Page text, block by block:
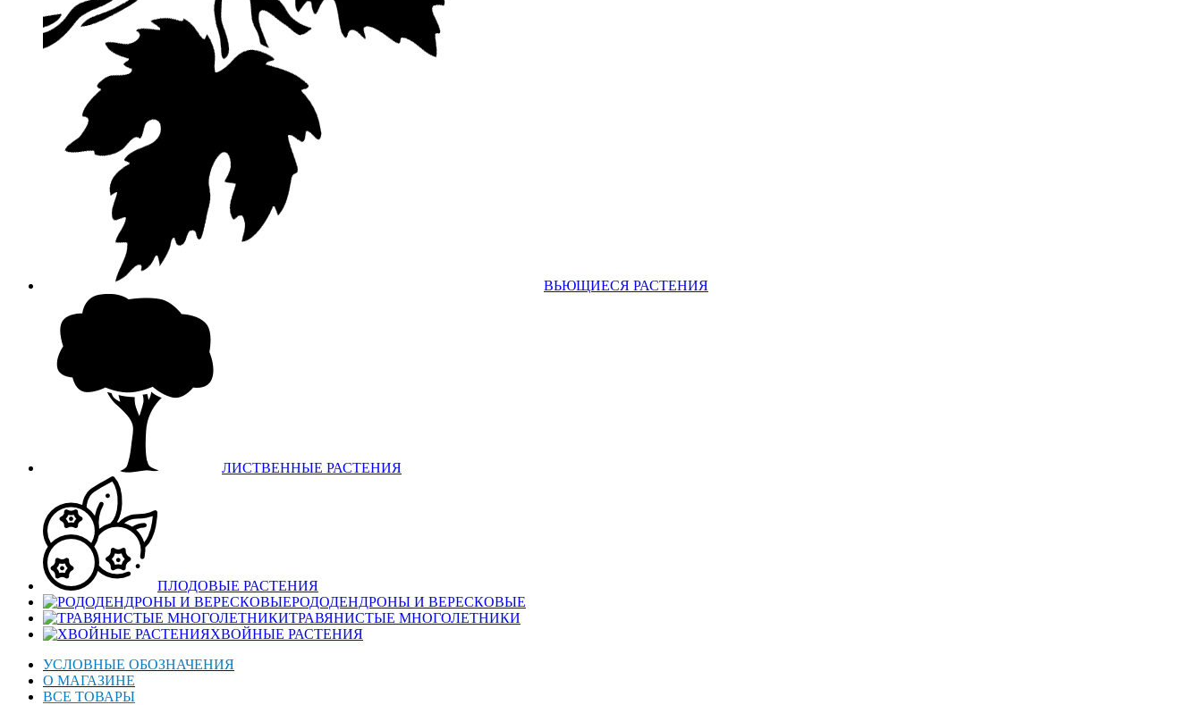
ВЬЮЩИЕСЯ РАСТЕНИЯ
ЛИСТВЕННЫЕ РАСТЕНИЯ
ПЛОДОВЫЕ РАСТЕНИЯ
РОДОДЕНДРОНЫ И ВЕРЕСКОВЫЕ
ТРАВЯНИСТЫЕ МНОГОЛЕТНИКИ
ХВОЙНЫЕ РАСТЕНИЯ
УСЛОВНЫЕ ОБОЗНАЧЕНИЯ
О МАГАЗИНЕ
ВСЕ ТОВАРЫ